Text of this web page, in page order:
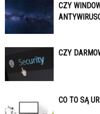
CZY
CZY
CO TO SĄ